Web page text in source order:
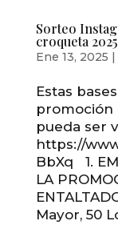
Sorteo
croqueta
Ene 13, 2025 |
Estas
promoción
pueda ser
https://
BbXq 1.
LA
Mayor, 50